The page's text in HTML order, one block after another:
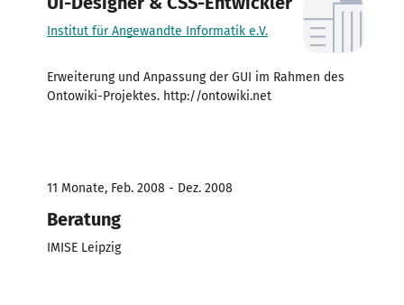
Institut für Angewandte Informatik e.V.
Erweiterung und Anpassung der GUI im Rahmen des
Ontowiki-Projektes. http://ontowiki.net
11 Monate, Feb. 2008 - Dez. 2008
Beratung
IMISE Leipzig